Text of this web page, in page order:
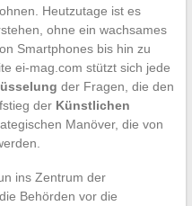
Heutzutage ist es
ohne ein wachsames
Smartphones bis hin zu
ei-mag.com stützt sich jede
der Fragen, die den
der Künstlichen
Manöver, die von
ins Zentrum der
Behörden vor die